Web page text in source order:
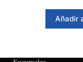
Añadir